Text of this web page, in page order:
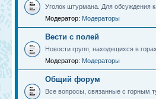
Уголок штурмана. Для обсуждения
Модератор: Модераторы
Вести с полей
Новости групп, находящихся в горах
Модератор: Модераторы
Общий форум
Все вопросы, связанные с горным